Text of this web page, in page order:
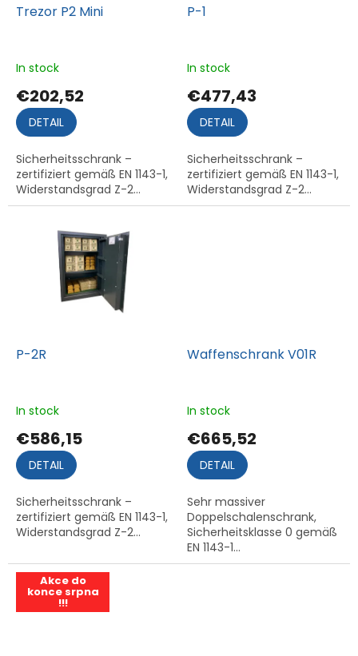
d
e
Trezor P2 Mini
In stock
€202,52
DETAIL
Sicherheitsschrank –
zertifiziert gemäß EN 1143-1,
Widerstandsgrad Z-2...
P-1
In stock
€477,43
DETAIL
Sicherheitsschrank –
zertifiziert gemäß EN 1143-1,
Widerstandsgrad Z-2...
P-2R
In stock
€586,15
DETAIL
Sicherheitsschrank –
zertifiziert gemäß EN 1143-1,
Widerstandsgrad Z-2...
Waffenschrank V01R
In stock
€665,52
DETAIL
Sehr massiver
Doppelschalenschrank,
Sicherheitsklasse 0 gemäß
EN 1143-1...
Akce do
konce srpna
!!!